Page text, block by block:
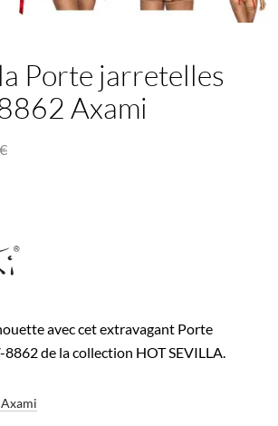
Porte jarretelles
Axami
avec cet extravagant Porte
de la collection HOT SEVILLA.